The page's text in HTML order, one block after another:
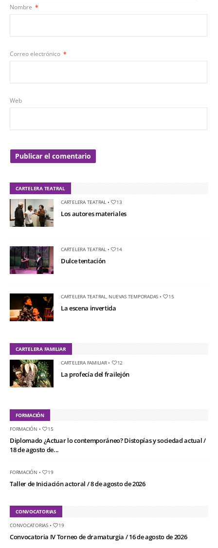
Nombre *
Correo electrónico *
Web
CARTELERA TEATRAL
CARTELERA TEATRAL• 13
Los autores materiales
CARTELERA TEATRAL• 14
Dulce tentación
CARTELERA TEATRAL, NUEVAS TEMPORADAS • 15
La escena invertida
CARTELERA FAMILIAR
CARTELERA FAMILIAR• 12
La profecía del frailejón
FORMACIÓN
FORMACIÓN • 15
Diplomado ¿Actuar lo contemporáneo? Distopías y sociedad actual /
18 de agosto de...
FORMACIÓN • 19
Taller de Iniciación actoral / 8 de agosto de 2026
CONVOCATORIAS
CONVOCATORIAS• 19
Convocatoria IV Torneo de dramaturgia / 16 de agosto de 2026